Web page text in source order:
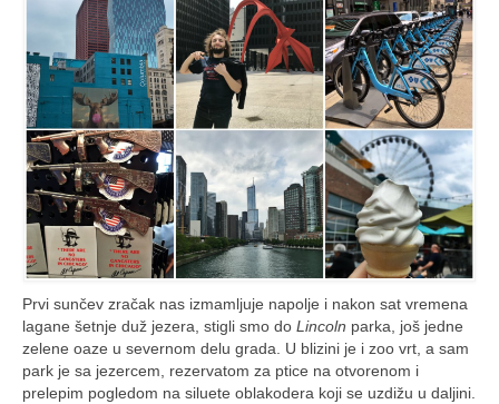
Prvi sunčev zračak nas izmamljuje napolje i nakon sat vremena
lagane šetnje duž jezera, stigli smo do Lincoln parka, još jedne
zelene oaze u severnom delu grada. U blizini je i zoo vrt, a sam
park je sa jezercem, rezervatom za ptice na otvorenom i
prelepim pogledom na siluete oblakodera koji se uzdižu u daljini.